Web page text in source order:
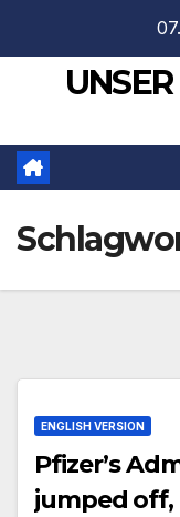
springen
ENGLISH VERSION
Pfizer’s
jumped off,